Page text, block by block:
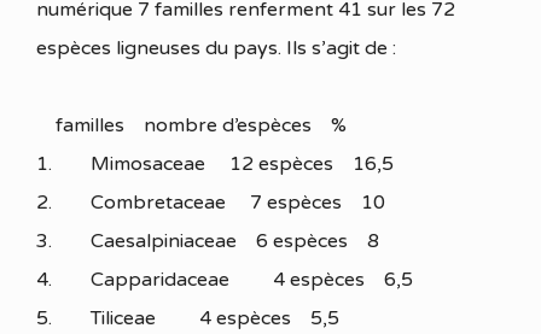
numérique 7 familles renferment 41 sur les 72
espèces ligneuses du pays. Ils s’agit de :
familles nombre d’espèces %
1. Mimosaceae 12 espèces 16,5
2. Combretaceae 7 espèces 10
3. Caesalpiniaceae 6 espèces 8
4. Capparidaceae 4 espèces 6,5
5. Tiliceae 4 espèces 5,5